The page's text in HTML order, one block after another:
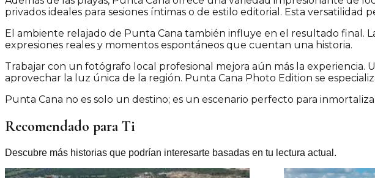
privados ideales para sesiones íntimas o de estilo editorial. Esta
El ambiente relajado de Punta Cana también influye en el resultado final.
expresiones reales y momentos espontáneos que cuentan una historia.
Trabajar con un fotógrafo local profesional mejora aún más la experiencia.
aprovechar la luz única de la región. Punta Cana Photo Edition se
Punta Cana no es solo un destino; es un escenario perfecto para
Recomendado para Ti
Descubre más historias que podrían interesarte basadas en tu lectura actual.